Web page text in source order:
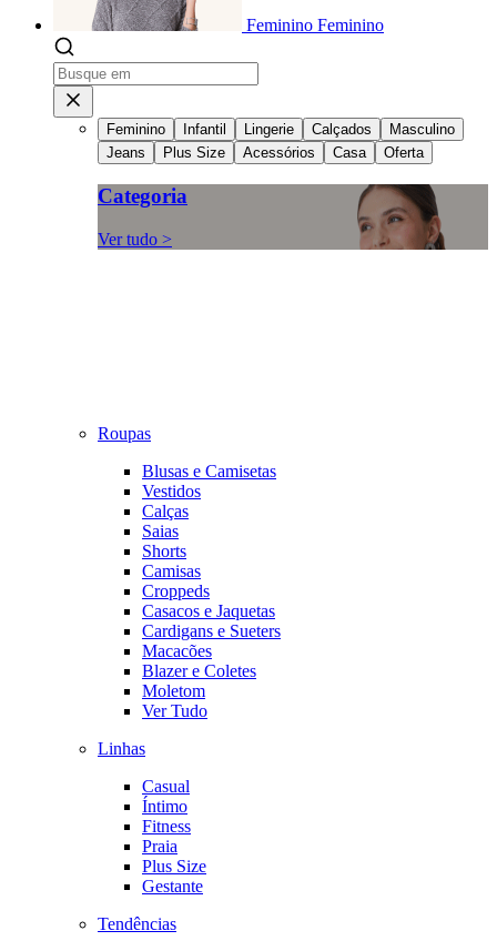
Feminino Feminino
Feminino Infantil Lingerie Calçados
Masculino
Jeans
Plus Size Acessórios Casa Oferta
Categoria
Ver tudo >
Roupas
Blusas e Camisetas
Vestidos
Calças
Saias
Shorts
Camisas
Croppeds
Casacos e Jaquetas
Cardigans e Sueters
Macacões
Blazer e Coletes
Moletom
Ver Tudo
Linhas
Casual
Íntimo
Fitness
Praia
Plus Size
Gestante
Tendências